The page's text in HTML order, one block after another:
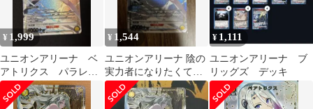
¥ 1,999
ユニオンアリーナ ベ
アトリクス パラレル
R★
¥ 1,544
ユニオンアリーナ 陰の
実力者になりたくて！
ベアトリクス R★
¥ 1,111
ユニオンアリーナ ブ
リッグズ デッキ